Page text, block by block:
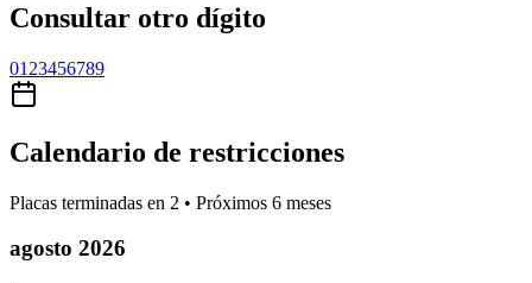
Consultar otro dígito
01 23456789
Calendario de restricciones
Placas terminadas en 2 • Próximos 6 meses
agosto 2026